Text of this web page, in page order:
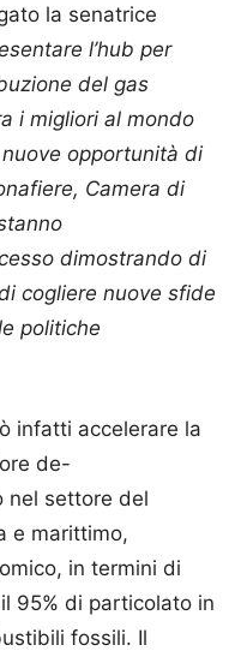
la senatrice
l’hub per
del gas
i migliori al mondo
opportunità di
Camera di
dimostrando di
cogliere nuove sfide
politiche
infatti accelerare la
de-
nel settore del
e marittimo,
in termini di
95% di particolato in
fossili. Il